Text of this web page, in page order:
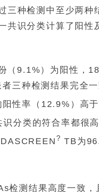
三种检测中至少两种
共识分类计算了阳性
（9.1%）为阳性，
三种检测结果完全
阳性率（12.9%）高
分类的符合率都很
? TB为
检测结果高度一致